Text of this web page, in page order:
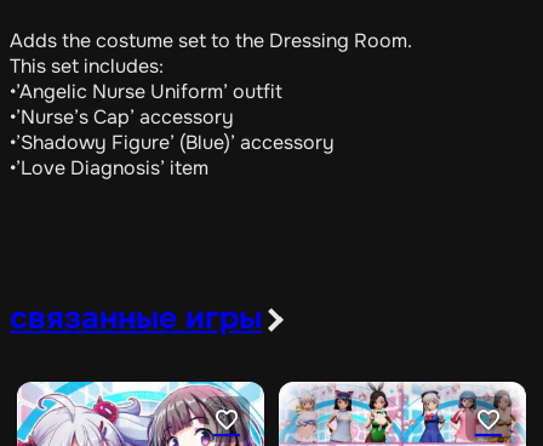
Adds the costume set to the Dressing Room.
This set includes:
•’Angelic Nurse Uniform’ outfit
•’Nurse’s Cap’ accessory
•’Shadowy Figure’ (Blue)’ accessory
•’Love Diagnosis’ item
связанные игры